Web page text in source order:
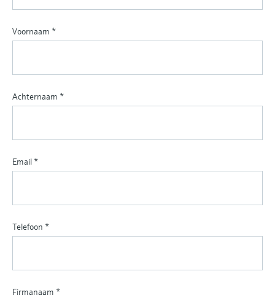
Voornaam *
Achternaam *
Email *
Telefoon *
Firmanaam *